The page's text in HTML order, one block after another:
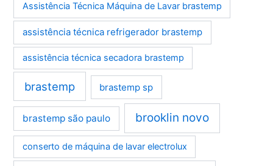
Assistência Técnica Máquina de Lavar brastemp
assistência técnica refrigerador brastemp
assistência técnica secadora brastemp
brastemp brastemp sp
brastemp são paulo brooklin novo
conserto de máquina de lavar electrolux